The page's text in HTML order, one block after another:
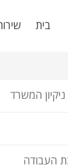
בית
המשרד
העבודה